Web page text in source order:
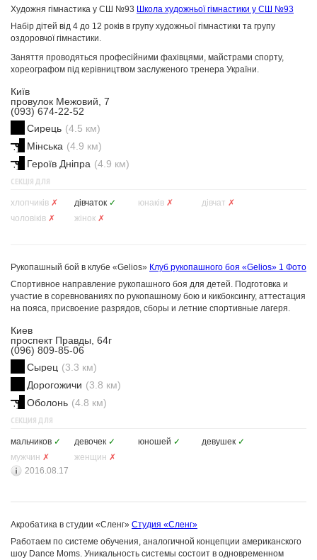
Художня гімнастика у СШ №93 Школа художньої гімнастики у СШ №93
Набір дітей від 4 до 12 років в групу художньої гімнастики та групу
оздоровчої гімнастики.
Заняття проводяться професійними фахівцями, майстрами спорту,
хореографом під керівництвом заслуженого тренера України.
Київ
провулок Межовий, 7
(093) 674-22-52
Сирець (4.5 км)
Мінська (4.9 км)
Героїв Дніпра (4.9 км)
СЕКЦІЯ ДЛЯ
хлопчиків ✗ дівчаток ✓ юнаків ✗ дівчат ✗
чоловіків ✗ жінок ✗
Рукопашный бой в клубе «Gelios» Клуб рукопашного боя «Gelios» 1 Фото
Спортивное направление рукопашного боя для детей. Подготовка и
участие в соревнованиях по рукопашному бою и кикбоксингу, аттестация
на пояса, присвоение разрядов, сборы и летние спортивные лагеря.
Киев
проспект Правды, 64г
(096) 809-85-06
Сырец (3.3 км)
Дорогожичи (3.8 км)
Оболонь (4.8 км)
СЕКЦИЯ ДЛЯ
мальчиков ✓ девочек ✓ юношей ✓ девушек ✓
мужчин ✗ женщин ✗
2016.08.17
Акробатика в студии «Сленг» Студия «Сленг»
Работаем по системе обучения, аналогичной концепции американского
шоу Dance Moms. Уникальность системы состоит в одновременном